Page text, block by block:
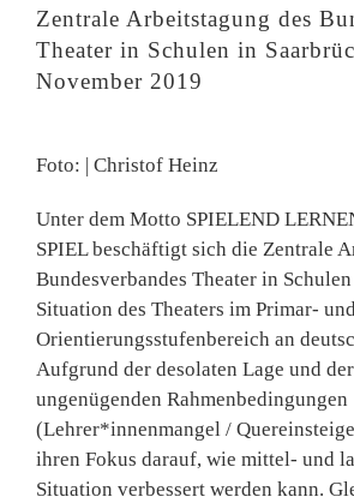
Zentrale Arbeitstagung des
Theater in Schulen in
November 2019
Foto: | Christof Heinz
Unter dem Motto SPIELEND
SPIEL beschäftigt sich die Zentrale
Bundesverbandes Theater in
Situation des Theaters im Primar-
Orientierungsstufenbereich an
Aufgrund der desolaten Lage und
ungenügenden Rahmenbedingungen
(Lehrer*innenmangel /
ihren Fokus darauf, wie mittel- und
Situation verbessert werden kann.